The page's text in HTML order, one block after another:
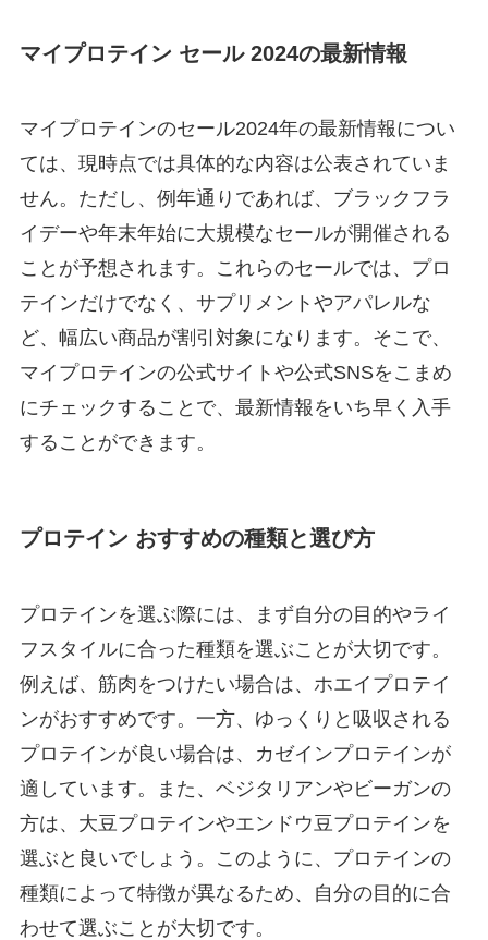
マイプロテイン セール 2024の最新情報
マイプロテインのセール2024年の最新情報につい
ては、現時点では具体的な内容は公表されていま
せん。ただし、例年通りであれば、ブラックフラ
イデーや年末年始に大規模なセールが開催される
ことが予想されます。これらのセールでは、プロ
テインだけでなく、サプリメントやアパレルな
ど、幅広い商品が割引対象になります。そこで、
マイプロテインの公式サイトや公式SNSをこまめ
にチェックすることで、最新情報をいち早く入手
することができます。
プロテイン おすすめの種類と選び方
プロテインを選ぶ際には、まず自分の目的やライ
フスタイルに合った種類を選ぶことが大切です。
例えば、筋肉をつけたい場合は、ホエイプロテイ
ンがおすすめです。一方、ゆっくりと吸収される
プロテインが良い場合は、カゼインプロテインが
適しています。また、ベジタリアンやビーガンの
方は、大豆プロテインやエンドウ豆プロテインを
選ぶと良いでしょう。このように、プロテインの
種類によって特徴が異なるため、自分の目的に合
わせて選ぶことが大切です。